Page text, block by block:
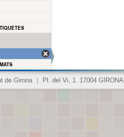
de Girona Pl. del Vi, 1. 17004 GIRONA